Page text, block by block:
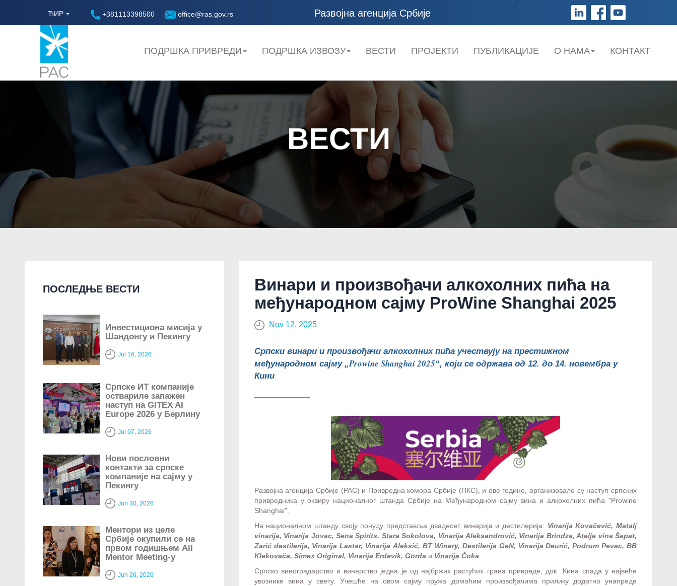
ЋИР +381113398500 office@ras.gov.rs Развојна агенција Србије
;
ПОДРШКА ПРИВРЕДИ ПОДРШКА ИЗВОЗУ ВЕСТИ ПРОЈЕКТИ ПУБЛИКАЦИЈЕ О НАМА КОНТАКТ
ВЕСТИ
ПОСЛЕДЊЕ ВЕСТИ
Инвестициона мисија у
Шандонгу и Пекингу
Jul 16, 2026
Српске ИТ компаније
оствариле запажен
наступ на GITEX AI
Europe 2026 у Берлину
Jul 07, 2026
Нови пословни
контакти за српске
компаније на сајму у
Пекингу
Jun 30, 2026
Ментори из целе
Србије окупили се на
првом годишњем All
Mentor Meeting-у
Jun 26, 2026
Винари и произвођачи алкохолних пића на
међународном сајму ProWine Shanghai 2025
Nov 12, 2025
Српски винари и произвођачи алкохолних пића учествују на престижном
међународном сајму „Prowine Shanghai 2025“, који се одржава од 12. до 14. новембра у
Кини
Развојна агенција Србије (РАС) и Привредна комора Србије (ПКС), и ове године, организовале су наступ српских
привредника у оквиру националног штанда Србије на Међународном сајму вина и алкохолних пића "Prowine
Shanghai".
На националном штанду своју понуду представља двадесет винарија и дестилерија: VinarijaKovačević, Matalj
vinarija, Vinarija Jovac, Sena Spirits, Stara Sokolova, Vinarija Aleksandrović, Vinarija Brindza, Atelje vina Šapat,
Zarić destilerija, VinarijaLastar, VinarijaAleksić, BT Winery, Destilerija GeN, VinarijaDeurić, Podrum Pevac, BB
Klekovača, Simex Original, Vinarija Erdevik, Gorda и Vinarija Čoka
Српско виноградарство и винарство једна је од најбржих растућих грана привреде, док Кина спада у највеће
увознике вина у свету. Учешће на овом сајму пружа домаћим произвођачима прилику додатно унапреде